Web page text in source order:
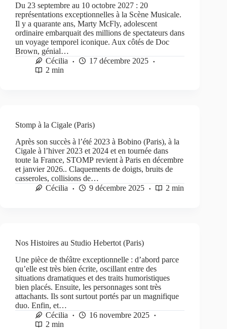
Du 23 septembre au 10 octobre 2027 : 20
représentations exceptionnelles à la Scène Musicale.
Il y a quarante ans, Marty McFly, adolescent
ordinaire embarquait des millions de spectateurs dans
un voyage temporel iconique. Aux côtés de Doc
Brown, génial…
Cécilia
17 décembre 2025
2 min
Stomp à la Cigale (Paris)
Après son succès à l’été 2023 à Bobino (Paris), à la
Cigale à l’hiver 2023 et 2024 et en tournée dans
toute la France, STOMP revient à Paris en décembre
et janvier 2026.. Claquements de doigts, bruits de
casseroles, collisions de…
Cécilia
9 décembre 2025 2 min
Nos Histoires au Studio Hebertot (Paris)
Une pièce de théâtre exceptionnelle : d’abord parce
qu’elle est très bien écrite, oscillant entre des
situations dramatiques et des traits humoristiques
bien placés. Ensuite, les personnages sont très
attachants. Ils sont surtout portés par un magnifique
duo. Enfin, et…
Cécilia
16 novembre 2025
2 min